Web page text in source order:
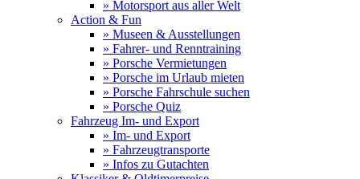
» Motorsport aus aller Welt
Action & Fun
» Museen & Ausstellungen
» Fahrer- und Renntraining
» Porsche Vermietungen
» Porsche im Urlaub mieten
» Porsche Fahrschule suchen
» Porsche Quiz
Fahrzeug Im- und Export
» Im- und Export
» Fahrzeugtransporte
» Infos zu Gutachten